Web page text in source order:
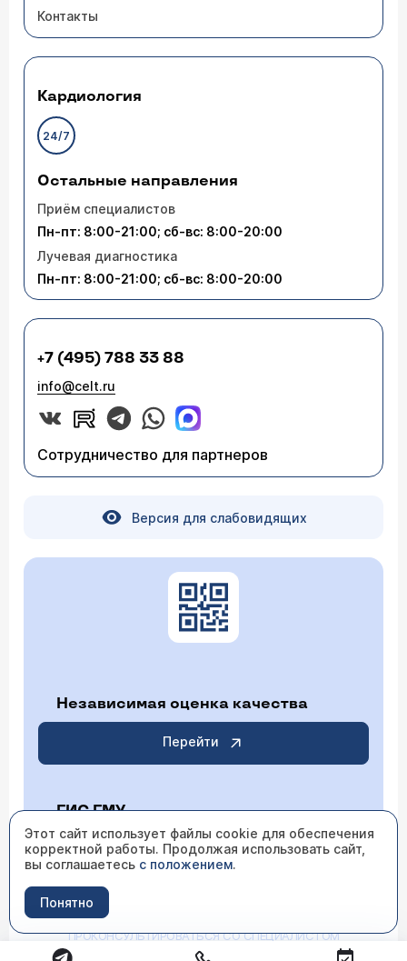
Контакты
Кардиология
24/7
Остальные направления
Приём специалистов
Пн-пт: 8:00-21:00; сб-вс: 8:00-20:00
Лучевая диагностика
Пн-пт: 8:00-21:00; сб-вс: 8:00-20:00
+7 (495) 788 33 88
info@celt.ru
Сотрудничество для партнеров
Версия для слабовидящих
Независимая оценка качества
Перейти
ГИС ГМУ
Перейти
ИМЕЮТСЯ ПРОТИВОПОКАЗАНИЯ НЕОБХОДИМО
ПРОКОНСУЛЬТИРОВАТЬСЯ СО СПЕЦИАЛИСТОМ
Этот сайт использует файлы cookie для обеспечения
корректной работы. Продолжая использовать сайт,
вы соглашаетесь с положением.
Понятно